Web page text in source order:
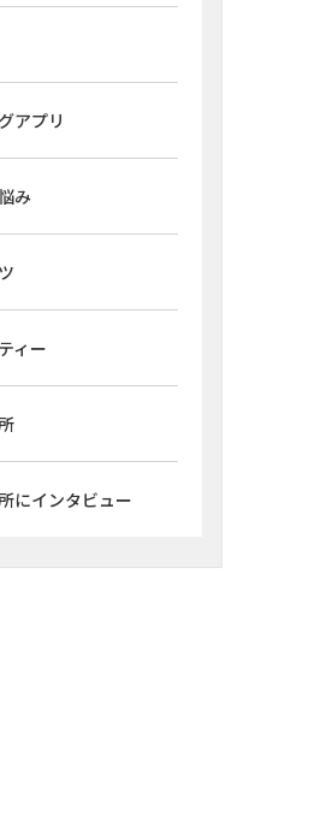
アプリ
み
ィー
にインタビュー